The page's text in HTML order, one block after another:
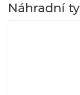
Náhradní